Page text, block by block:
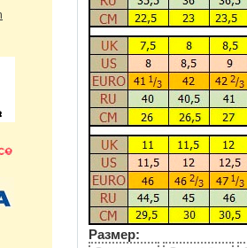
Размер: